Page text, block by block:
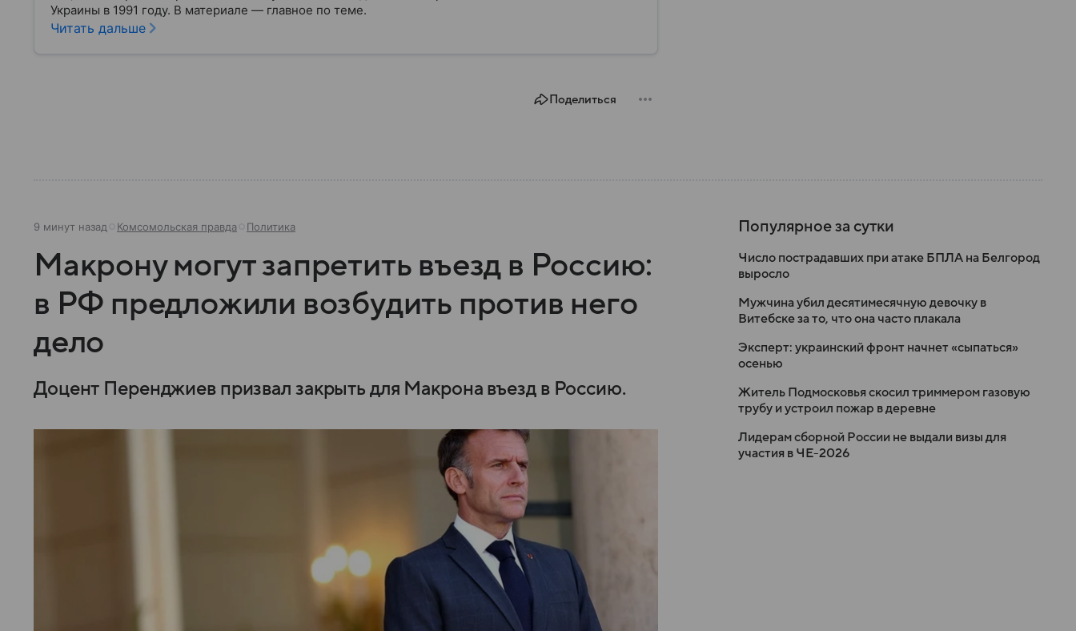
Украины в 1991 году. В материале — главное по теме.
Читать дальше
Поделиться
9 минут назад Комсомольская правда Политика
Макрону могут запретить въезд в Россию:
в РФ предложили возбудить против него
дело
Доцент Перенджиев призвал закрыть для Макрона въезд в Россию.
Популярное за сутки
Число пострадавших при атаке БПЛА на Белгород
выросло
Мужчина убил десятимесячную девочку в
Витебске за то, что она часто плакала
Эксперт: украинский фронт начнет «сыпаться»
осенью
Житель Подмосковья скосил триммером газовую
трубу и устроил пожар в деревне
Лидерам сборной России не выдали визы для
участия в ЧЕ-2026